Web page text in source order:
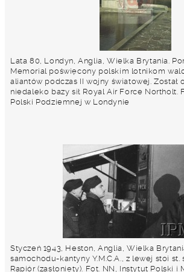
Lata 80, Londyn, Anglia, Wielka Brytania.
Memorial poświęcony polskim lotnikom
aliantów podczas II wojny światowej. Został
niedaleko bazy sił Royal Air Force Northolt.
Polski Podziemnej w Londynie
Styczeń 1943, Heston, Anglia, Wielka
samochodu-kantyny Y.M.C.A., z lewej stoi st.
Rapiór (zasłonięty). Fot. NN, Instytut Polski i